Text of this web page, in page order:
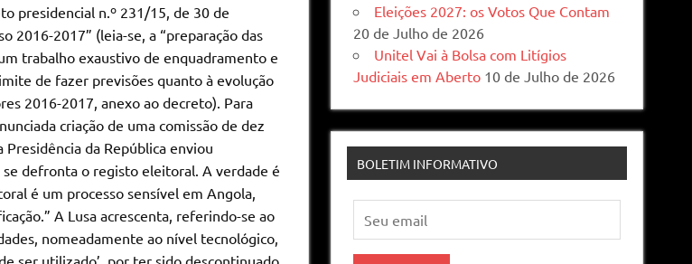
presidencial n.º 231/15, de 30 de
2016-2017” (leia-se, a “preparação das
trabalho exaustivo de enquadramento e
de fazer previsões quanto à evolução
2016-2017, anexo ao decreto). Para
criação de uma comissão de dez
da República enviou
defronta o registo eleitoral. A verdade é
é um processo sensível em Angola,
A Lusa acrescenta, referindo-se ao
nomeadamente ao nível tecnológico,
ser utilizado’, por ter sido descontinuado
Eleições 2027: os Votos Que Contam
20 de Julho de 2026
Unitel Vai à Bolsa com Litígios
Judiciais em Aberto 10 de Julho de 2026
BOLETIM INFORMATIVO